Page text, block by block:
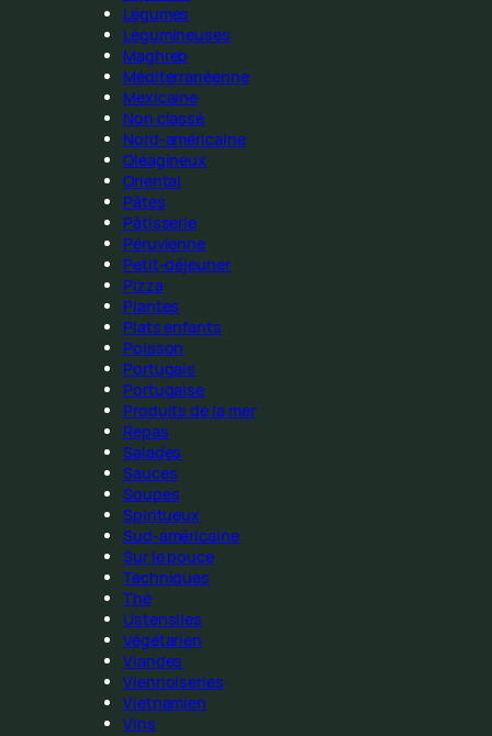
Légumes
Légumineuses
Maghreb
Méditerranéenne
Mexicaine
Non classé
Nord-américaine
Oléagineux
Oriental
Pâtes
Pâtisserie
Péruvienne
Petit-déjeuner
Pizza
Plantes
Plats enfants
Poisson
Portugais
Portugaise
Produits de la mer
Repas
Salades
Sauces
Soupes
Spiritueux
Sud-américaine
Sur le pouce
Techniques
Thé
Ustensiles
Végétarien
Viandes
Viennoiseries
Vietnamien
Vins